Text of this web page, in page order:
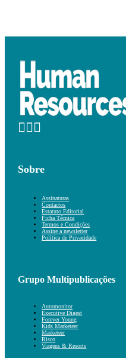
Sobre
Assinaturas
Contactos
Estatuto Editorial
Ficha Técnica
Termos e Condições
Assine a newsletter
Política de Privacidade
Grupo Multipublicações
Automonitor
Executive Digest
Forever Young
Kids Marketeer
Marketeer
Risco
Viagens & Resorts